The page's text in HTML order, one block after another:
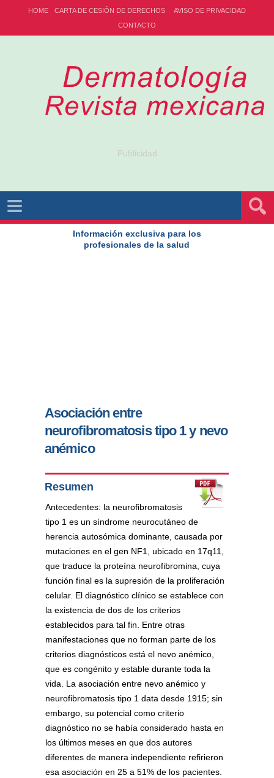
HOME CARTA DE CESIÓN DE DERECHOS
AVISO DE PRIVACIDAD
CONTACTO
Publicidad
Información exclusiva para los
profesionales de la salud
Asociación entre
neurofibromatosis tipo 1 y nevo
anémico
Resumen
Antecedentes: la neurofibromatosis
tipo 1 es un síndrome neurocutáneo de
herencia autosómica dominante, causada por
mutaciones en el gen NF1, ubicado en 17q11,
que traduce la proteína neurofibromina, cuya
función final es la supresión de la proliferación
celular. El diagnóstico clínico se establece con
la existencia de dos de los criterios
establecidos para tal fin. Entre otras
manifestaciones que no forman parte de los
criterios diagnósticos está el nevo anémico,
que es congénito y estable durante toda la
vida. La asociación entre nevo anémico y
neurofibromatosis tipo 1 data desde 1915; sin
embargo, su potencial como criterio
diagnóstico no se había considerado hasta en
los últimos meses en que dos autores
diferentes de manera independiente refirieron
esa asociación en 25 a 51% de los pacientes.